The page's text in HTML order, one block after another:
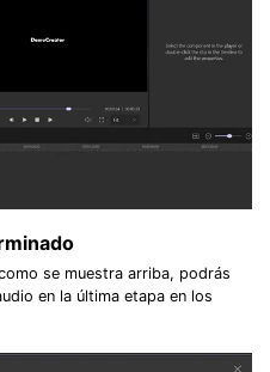
se muestra arriba, podrás
en la última etapa en los